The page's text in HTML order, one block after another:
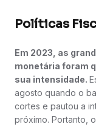
Políticas
Em 2023, as
monetária foram
sua intensidade.
agosto quando o
cortes e pautou a
próximo. Portanto,